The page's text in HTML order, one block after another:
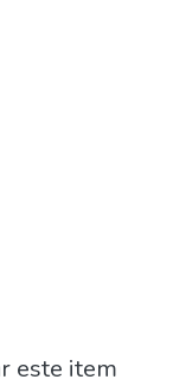
este item